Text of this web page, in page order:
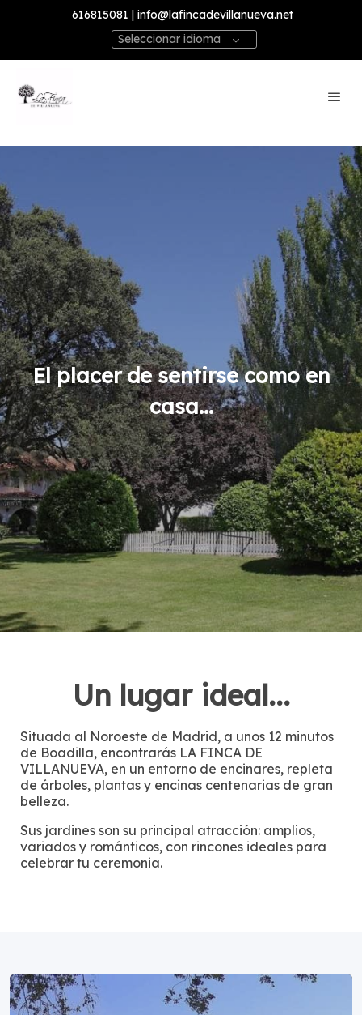
616815081 | info@lafincadevillanueva.net
Seleccionar idioma
El placer de sentirse como en
casa...
Un lugar ideal...
Situada al Noroeste de Madrid, a unos 12 minutos
de Boadilla, encontrarás LA FINCA DE
VILLANUEVA, en un entorno de encinares, repleta
de árboles, plantas y encinas centenarias de gran
belleza.
Sus jardines son su principal atracción: amplios,
variados y románticos, con rincones ideales para
celebrar tu ceremonia.